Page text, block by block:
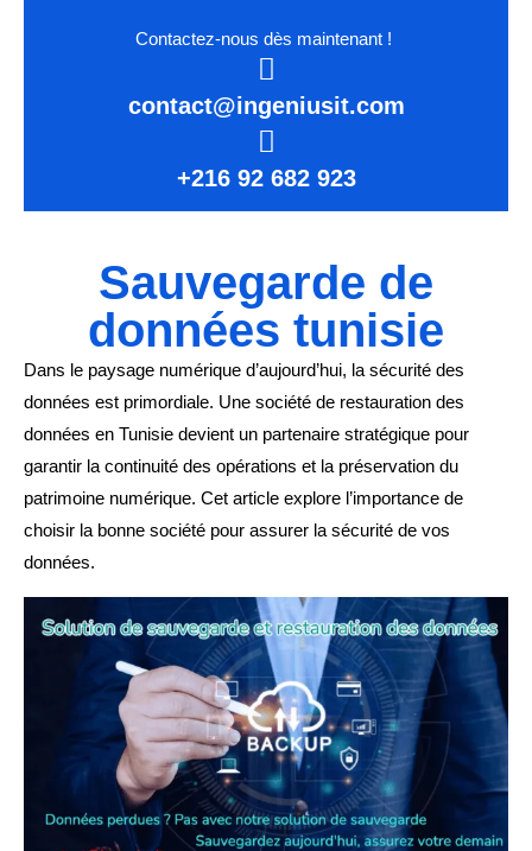
Contactez-nous dès maintenant !
contact@ingeniusit.com
+216 92 682 923
Sauvegarde de
données tunisie
Dans le paysage numérique d’aujourd’hui, la sécurité des
données est primordiale. Une société de restauration des
données en Tunisie devient un partenaire stratégique pour
garantir la continuité des opérations et la préservation du
patrimoine numérique. Cet article explore l’importance de
choisir la bonne société pour assurer la sécurité de vos
données.